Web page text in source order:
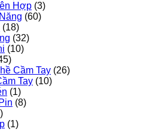
Hợp (3)
(60)
(18)
(32)
(10)
Cầm Tay (26)
Tay (10)
(1)
(8)
(1)